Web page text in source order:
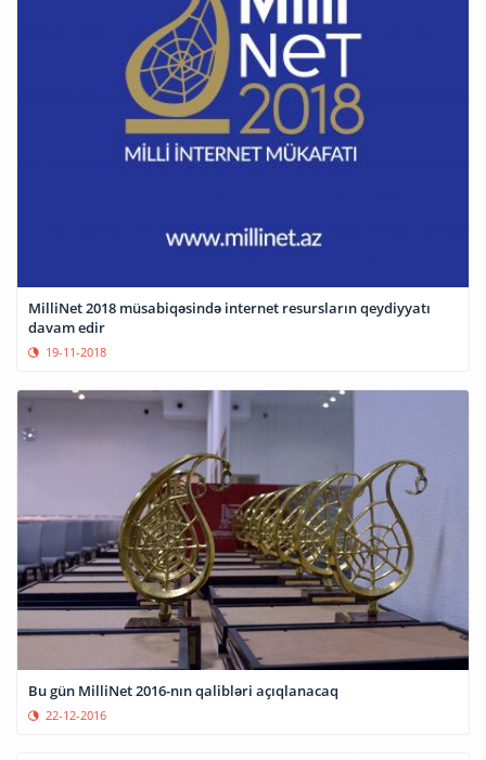
MilliNet 2018 müsabiqəsində internet resursların qeydiyyatı
davam edir
19-11-2018
Bu gün MilliNet 2016-nın qalibləri açıqlanacaq
22-12-2016